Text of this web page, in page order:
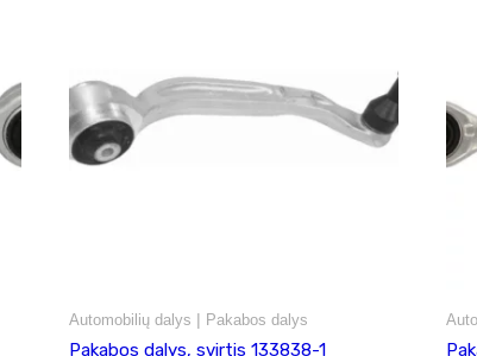
Automobilių dalys | Pakabos dalys
Pakabos dalys, svirtis 133838-1